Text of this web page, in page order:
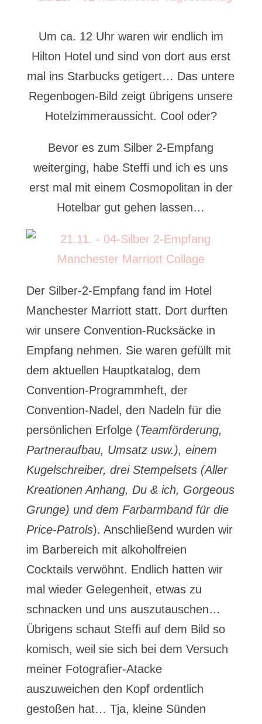
Um ca. 12 Uhr waren wir endlich im
Hilton Hotel und sind von dort aus erst
mal ins Starbucks getigert… Das untere
Regenbogen-Bild zeigt übrigens unsere
Hotelzimmeraussicht. Cool oder?
Bevor es zum Silber 2-Empfang
weiterging, habe Steffi und ich es uns
erst mal mit einem Cosmopolitan in der
Hotelbar gut gehen lassen…
Der Silber-2-Empfang fand im Hotel
Manchester Marriott statt. Dort durften
wir unsere Convention-Rucksäcke in
Empfang nehmen. Sie waren gefüllt mit
dem aktuellen Hauptkatalog, dem
Convention-Programmheft, der
Convention-Nadel, den Nadeln für die
persönlichen Erfolge (Teamförderung,
Partneraufbau, Umsatz usw.), einem
Kugelschreiber, drei Stempelsets (Aller
Kreationen Anhang, Du & ich, Gorgeous
Grunge) und dem Farbarmband für die
Price-Patrols). Anschließend wurden wir
im Barbereich mit alkoholfreien
Cocktails verwöhnt. Endlich hatten wir
mal wieder Gelegenheit, etwas zu
schnacken und uns auszutauschen…
Übrigens schaut Steffi auf dem Bild so
komisch, weil sie sich bei dem Versuch
meiner Fotografier-Atacke
auszuweichen den Kopf ordentlich
gestoßen hat… Tja, kleine Sünden